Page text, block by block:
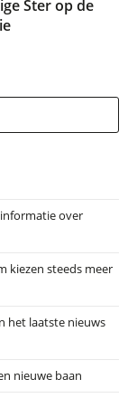
Ster op de
op
over
kiezen steeds meer
het laatste nieuws
nieuwe baan